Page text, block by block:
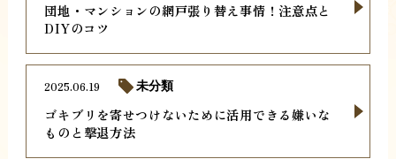
団地・マンションの網戸張り替え事情！注意点と
DIYのコツ
ゴキブリを寄せつけないために活用できる嫌いな
ものと撃退方法
2025.06.19 未分類